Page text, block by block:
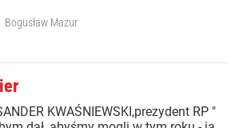
Bogusław Mazur
KWAŚNIEWSKI,prezydent RP "